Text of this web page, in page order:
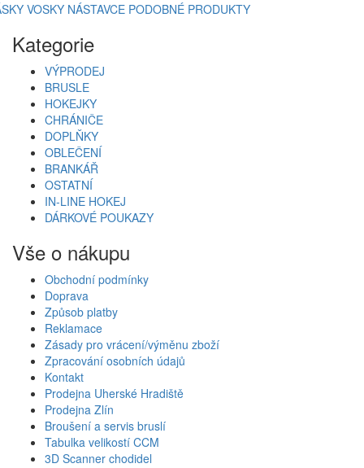
VOSKY NÁSTAVCE PODOBNÉ PRODUKTY
Kategorie
VÝPRODEJ
BRUSLE
HOKEJKY
CHRÁNIČE
DOPLŇKY
OBLEČENÍ
BRANKÁŘ
OSTATNÍ
IN-LINE HOKEJ
DÁRKOVÉ POUKAZY
Vše o nákupu
Obchodní podmínky
Doprava
Způsob platby
Reklamace
Zásady pro vrácení/výměnu zboží
Zpracování osobních údajů
Kontakt
Prodejna Uherské Hradiště
Prodejna Zlín
Broušení a servis bruslí
Tabulka velikostí CCM
3D Scanner chodidel